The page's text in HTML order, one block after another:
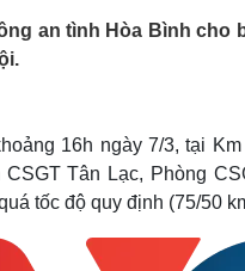
Quân sự -
Đời sống
an tình Hòa Bình
16h ngày 7/3, tại
CSGT Tân Lạc, Phòng
tốc độ quy định (75/50